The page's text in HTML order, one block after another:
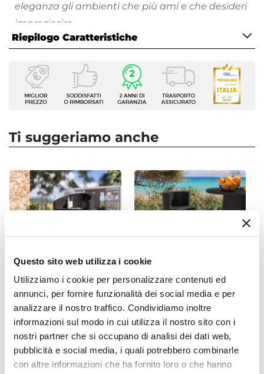
Questo sito web utilizza i cookie
Utilizziamo i cookie per personalizzare contenuti ed
annunci, per fornire funzionalità dei social media e per
analizzare il nostro traffico. Condividiamo inoltre
informazioni sul modo in cui utilizza il nostro sito con i
nostri partner che si occupano di analisi dei dati web,
pubblicità e social media, i quali potrebbero combinarle
con altre informazioni che ha fornito loro o che hanno
eleganza gli ambienti che più ami e che desideri
impreziosire.
Scopri tutti i vasi da giardino disponibili e divertiti
a riempire i tuoi spazi all'aperto di piante e fiori
colorati!
Riepilogo Caratteristiche
Caratteristiche
Tipologia
Vaso
Dimensioni
Altezza
66 cm
Colore
Rustico
Materiale
Polietilene
Installazione
Appoggio
Foro Drenaggio
Presente
Ti suggeriamo anche
CODICE:BC-3BN
Bancone da reception curvo
in polietilene grafite - Sparly
€ 340,00
CODICE:BAC-1NR
Sgabello alto da giardino in
polietilene grafite - Codeine
€ 141,00